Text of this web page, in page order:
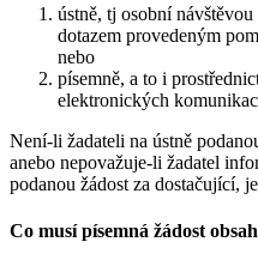
ústně, tj osobní
dotazem provedeným
nebo
písemně, a to i
elektronických
Není-li žadateli na ústně
anebo nepovažuje-li žadatel
podanou žádost za dostačující,
Co musí písemná žádost